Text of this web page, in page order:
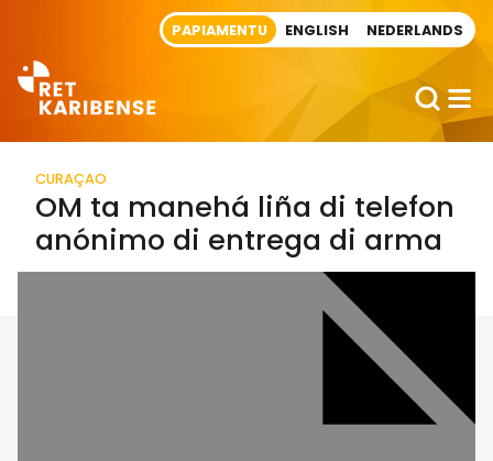
PAPIAMENTU ENGLISH NEDERLANDS
CURAÇAO
OM ta manehá liña di telefon
anónimo di entrega di arma